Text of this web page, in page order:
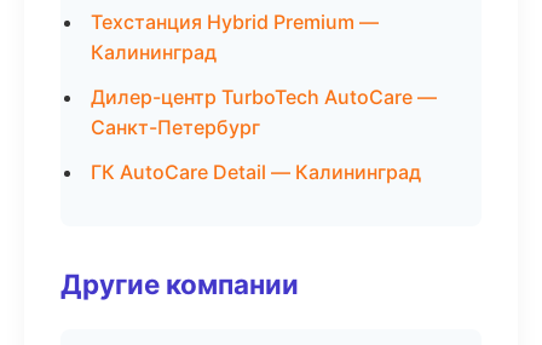
Техстанция Hybrid Premium —
Калининград
Дилер-центр TurboTech AutoCare —
Санкт-Петербург
ГК AutoCare Detail — Калининград
Другие компании